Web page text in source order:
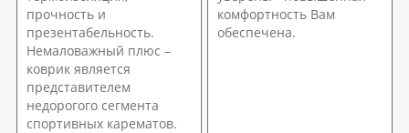
прочность и
презентабельность.
Немаловажный плюс –
коврик является
представителем
недорогого сегмента
спортивных карематов.
комфортность Вам
обеспечена.